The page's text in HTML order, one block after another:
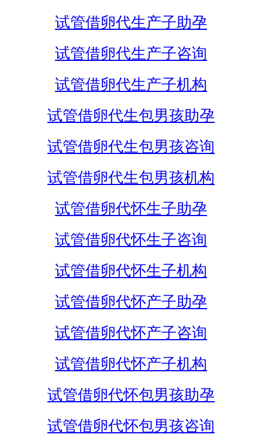
试管借卵代生产子助孕
试管借卵代生产子咨询
试管借卵代生产子机构
试管借卵代生包男孩助孕
试管借卵代生包男孩咨询
试管借卵代生包男孩机构
试管借卵代怀生子助孕
试管借卵代怀生子咨询
试管借卵代怀生子机构
试管借卵代怀产子助孕
试管借卵代怀产子咨询
试管借卵代怀产子机构
试管借卵代怀包男孩助孕
试管借卵代怀包男孩咨询